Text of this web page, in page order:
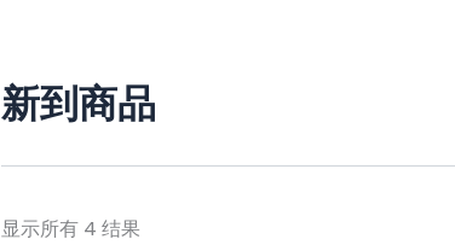
新到商品
显示所有 4 结果